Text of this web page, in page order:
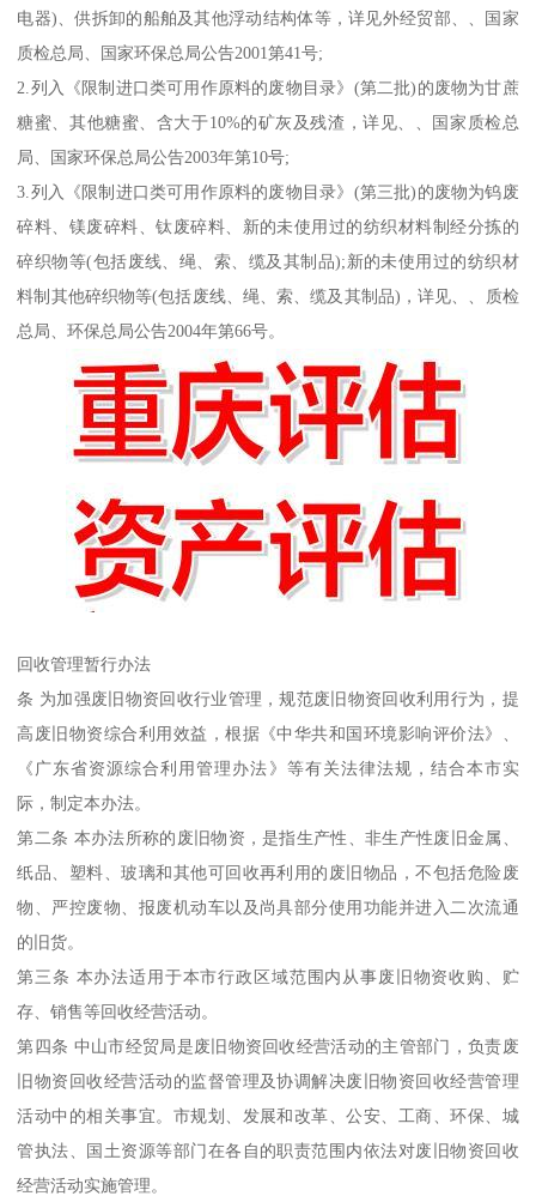
电器)、供拆卸的船舶及其他浮动结构体等，详见外经贸部、、国家
质检总局、国家环保总局公告2001第41号;
2.列入《限制进口类可用作原料的废物目录》(第二批)的废物为甘蔗
糖蜜、其他糖蜜、含大于10%的矿灰及残渣，详见、、国家质检总
局、国家环保总局公告2003年第10号;
3.列入《限制进口类可用作原料的废物目录》(第三批)的废物为钨废
碎料、镁废碎料、钛废碎料、新的未使用过的纺织材料制经分拣的
碎织物等(包括废线、绳、索、缆及其制品);新的未使用过的纺织材
料制其他碎织物等(包括废线、绳、索、缆及其制品)，详见、、质检
总局、环保总局公告2004年第66号。
回收管理暂行办法
条 为加强废旧物资回收行业管理，规范废旧物资回收利用行为，提
高废旧物资综合利用效益，根据《中华共和国环境影响评价法》、
《广东省资源综合利用管理办法》等有关法律法规，结合本市实
际，制定本办法。
第二条 本办法所称的废旧物资，是指生产性、非生产性废旧金属、
纸品、塑料、玻璃和其他可回收再利用的废旧物品，不包括危险废
物、严控废物、报废机动车以及尚具部分使用功能并进入二次流通
的旧货。
第三条 本办法适用于本市行政区域范围内从事废旧物资收购、贮
存、销售等回收经营活动。
第四条 中山市经贸局是废旧物资回收经营活动的主管部门，负责废
旧物资回收经营活动的监督管理及协调解决废旧物资回收经营管理
活动中的相关事宜。市规划、发展和改革、公安、工商、环保、城
管执法、国土资源等部门在各自的职责范围内依法对废旧物资回收
经营活动实施管理。